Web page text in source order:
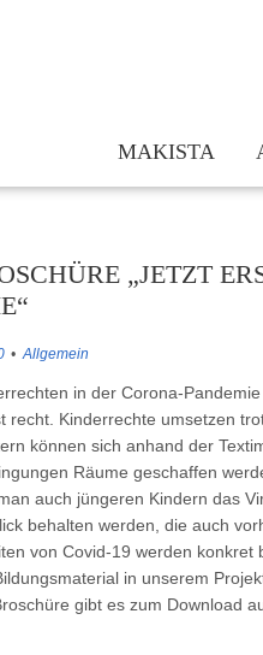
MAKISTA
Fördern
„JETZT
Allgemein
in der Corona-
recht. Kinderrechte umsetzen
können sich anhand der
Räume geschaffen
auch jüngeren Kindern das
behalten werden, die auch
von Covid-19 werden
in unserem
gibt es zum Download